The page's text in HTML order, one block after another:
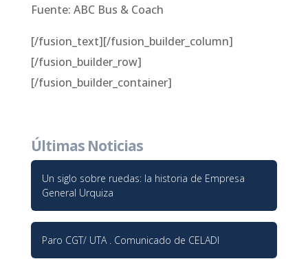
Fuente: ABC Bus & Coach
[/fusion_text][/fusion_builder_column]
[/fusion_builder_row]
[/fusion_builder_container]
Últimas Noticias
Un siglo sobre ruedas: la historia de Empresa
General Urquiza
Paro CGT/ UTA . Comunicado de CELADI